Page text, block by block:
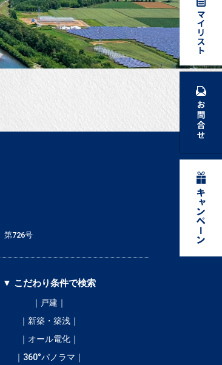
第726号
▼ こだわり条件で検索
｜戸建｜
｜新築・築浅｜
｜オール電化｜
｜360°パノラマ｜